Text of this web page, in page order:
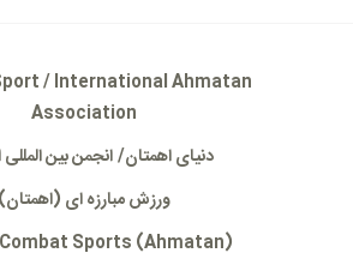
/ International Ahmatan
Association
دنیای اهمتان/انجمن بین
ورزشمبارزه ای (اهمتان)
Combat Sports (Ahmatan)